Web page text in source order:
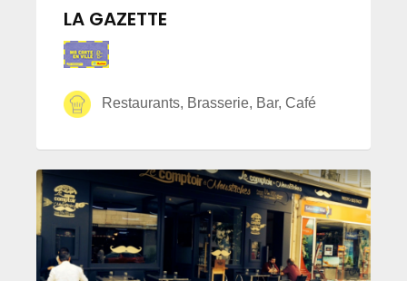
LA GAZETTE
Restaurants, Brasserie, Bar, Café